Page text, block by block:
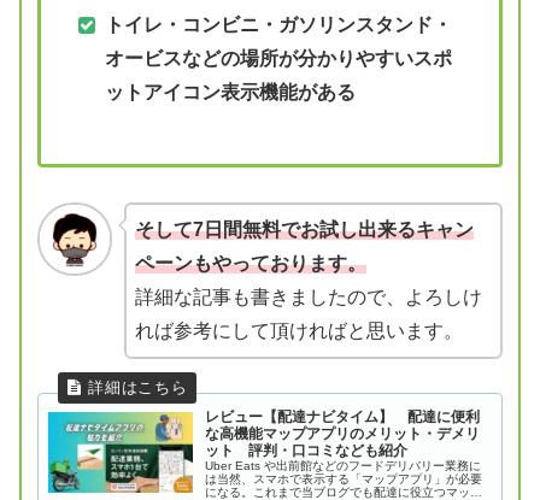
トイレ・コンビニ・ガソリンスタンド・
オービスなどの場所が分かりやすいスポ
ットアイコン表示機能がある
そして7日間無料でお試し出来るキャン
ペーンもやっております。
詳細な記事も書きましたので、よろしけ
れば参考にして頂ければと思います。
レビュー【配達ナビタイム】 配達に便利
な高機能マップアプリのメリット・デメリ
ット 評判・口コミなども紹介
Uber Eats や出前館などのフードデリバリー業務に
は当然、スマホで表示する「マップアプリ」が必要
になる。これまで当ブログでも配達に役立つマップ